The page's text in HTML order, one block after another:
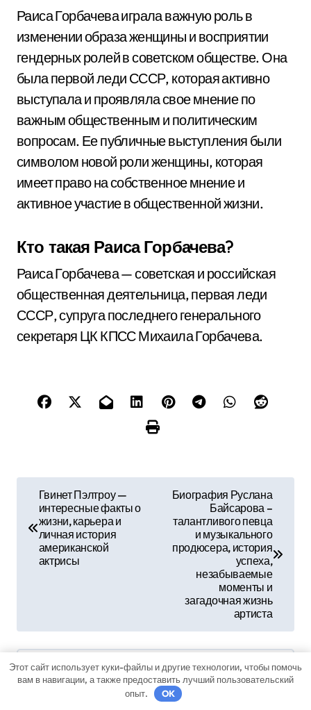
Раиса Горбачева играла важную роль в
изменении образа женщины и восприятии
гендерных ролей в советском обществе. Она
была первой леди СССР, которая активно
выступала и проявляла свое мнение по
важным общественным и политическим
вопросам. Ее публичные выступления были
символом новой роли женщины, которая
имеет право на собственное мнение и
активное участие в общественной жизни.
Кто такая Раиса Горбачева?
Раиса Горбачева — советская и российская
общественная деятельница, первая леди
СССР, супруга последнего генерального
секретаря ЦК КПСС Михаила Горбачева.
а
ц
и
Гвинет Пэлтроу —
интересные факты о
жизни, карьера и
личная история
американской
актрисы
Биография Руслана
Байсарова –
талантливого певца
и музыкального
продюсера, история
успеха,
незабываемые
моменты и
загадочная жизнь
артиста
Bysib_ecometal
Этот сайт использует куки-файлы и другие технологии, чтобы помочь
вам в навигации, а также предоставить лучший пользовательский
опыт.
OK